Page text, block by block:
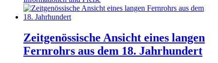
Zeitgenössische Ansicht eines langen
Fernrohrs aus dem 18. Jahrhundert